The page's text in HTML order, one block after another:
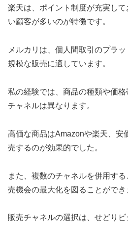
楽天は、ポイント制度が充実し
い顧客が多いのが特徴です。
メルカリは、個人間取引のプラ
規模な販売に適しています。
私の経験では、商品の種類や価
チャネルは異なります。
高価な商品はAmazonや楽天、安
売するのが効果的でした。
また、複数のチャネルを併用す
売機会の最大化を図ることができ
販売チャネルの選択は、せどり